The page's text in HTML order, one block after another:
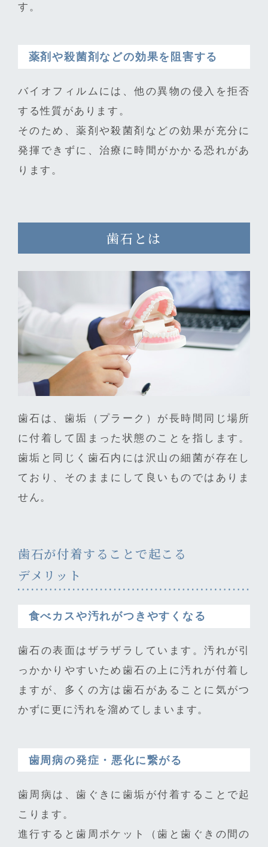
す。
薬剤や殺菌剤などの効果を阻害する
バイオフィルムには、他の異物の侵入を拒否
する性質があります。
そのため、薬剤や殺菌剤などの効果が充分に
発揮できずに、治療に時間がかかる恐れがあ
ります。
歯石とは
歯石は、歯垢（プラーク）が長時間同じ場所
に付着して固まった状態のことを指します。
歯垢と同じく歯石内には沢山の細菌が存在し
ており、そのままにして良いものではありま
せん。
歯石が付着することで起こる
デメリット
食べカスや汚れがつきやすくなる
歯石の表面はザラザラしています。汚れが引
っかかりやすいため歯石の上に汚れが付着し
ますが、多くの方は歯石があることに気がつ
かずに更に汚れを溜めてしまいます。
歯周病の発症・悪化に繋がる
歯周病は、歯ぐきに歯垢が付着することで起
こります。
進行すると歯周ポケット（歯と歯ぐきの間の